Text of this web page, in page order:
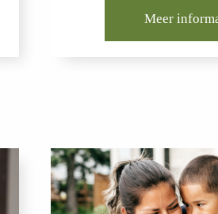
Meer